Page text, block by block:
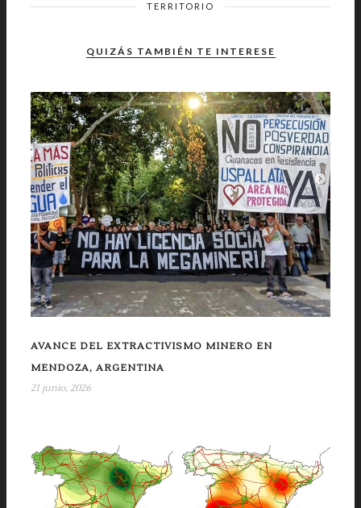
TERRITORIO
QUIZÁS TAMBIÉN TE INTERESE
AVANCE DEL EXTRACTIVISMO MINERO EN
MENDOZA, ARGENTINA
21 junio, 2026